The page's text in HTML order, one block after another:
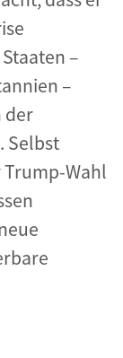
–
–
der
Selbst
Wahl